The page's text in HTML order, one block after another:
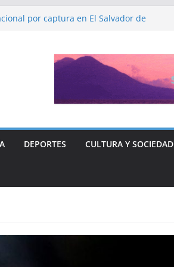
por captura en El Salvador de
y Libre “no quieren entregar el poder” y
ante Donald Trump
de fiscalía que busca investigar a
para el periodista José Rubén Zamora
DEPORTES CULTURA Y SOCIEDAD